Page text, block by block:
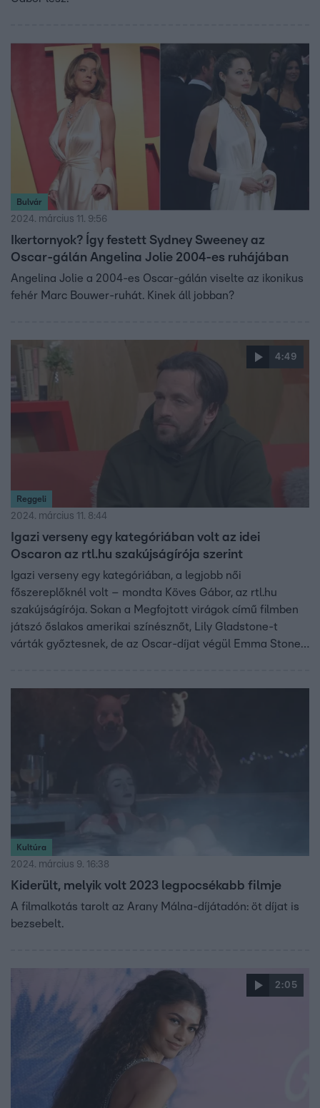
Bulvár
2024. március 11. 9:56
Ikertornyok? Így festett Sydney Sweeney az
Oscar-gálán Angelina Jolie 2004-es ruhájában
Angelina Jolie a 2004-es Oscar-gálán viselte az ikonikus
fehér Marc Bouwer-ruhát. Kinek áll jobban?
4:49
Reggeli
2024. március 11. 8:44
Igazi verseny egy kategóriában volt az idei
Oscaron az rtl.hu szakújságírója szerint
Igazi verseny egy kategóriában, a legjobb női
főszereplőknél volt – mondta Köves Gábor, az rtl.hu
szakújságírója. Sokan a Megfojtott virágok című filmben
játszó őslakos amerikai színésznőt, Lily Gladstone-t
várták győztesnek, de az Oscar-díjat végül Emma Stone
csillogása – egyéb benyomásairól is mesélt a Reggeliben.
Kultúra
2024. március 9. 16:38
Kiderült, melyik volt 2023 legpocsékabb filmje
A filmalkotás tarolt az Arany Málna-díjátadón: öt díjat is
bezsebelt.
2:05